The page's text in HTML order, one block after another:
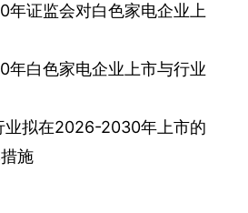
年证监会对白色家电企业上
年白色家电企业上市与行业
业拟在2026-2030年上市的
施